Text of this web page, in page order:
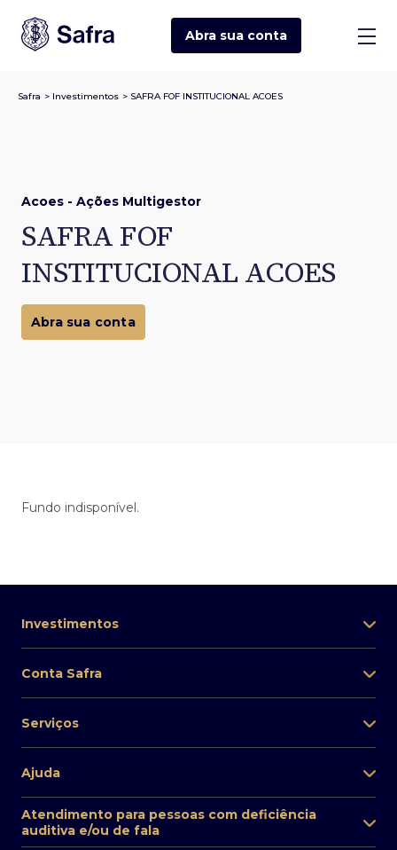
Abra sua conta
Safra > Investimentos > SAFRA FOF INSTITUCIONAL ACOES
Acoes - Ações Multigestor
SAFRA FOF
INSTITUCIONAL ACOES
Abra sua conta
Fundo indisponível.
Investimentos
Conta Safra
Serviços
Ajuda
Atendimento para pessoas com deficiência
auditiva e/ou de fala